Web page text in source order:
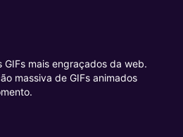
mais engraçados da web.
massiva de GIFs animados